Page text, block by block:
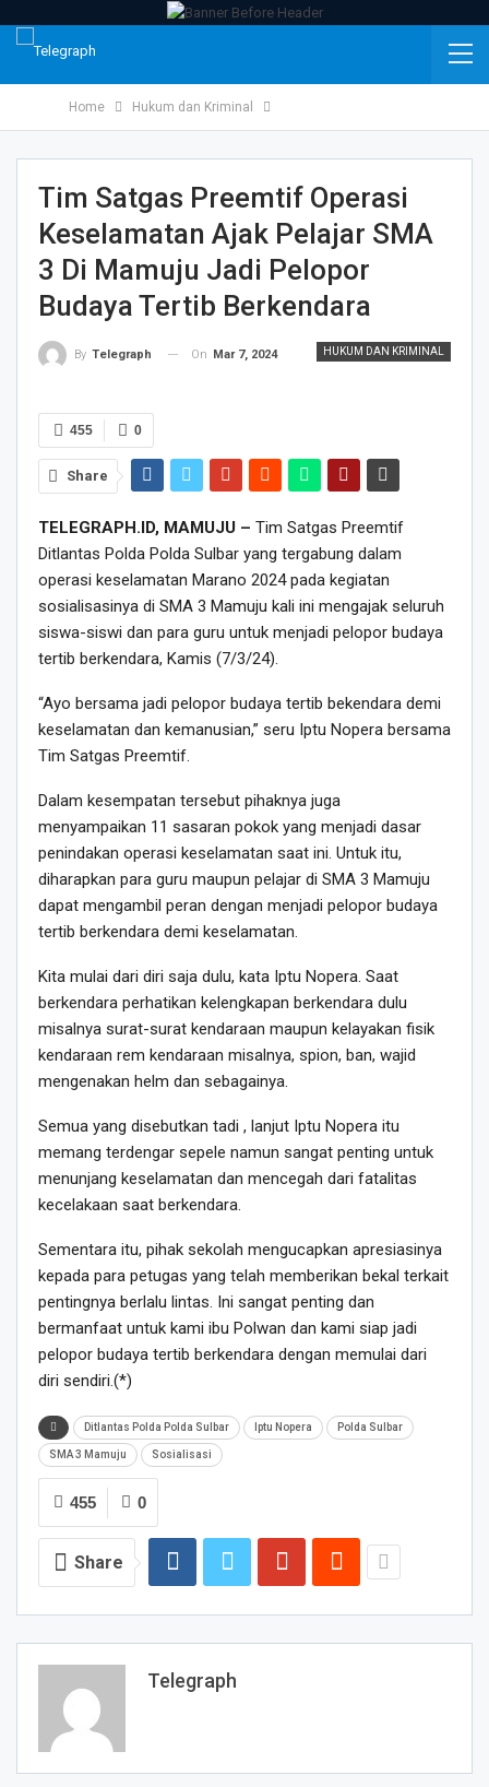
Home Hukum dan Kriminal
Tim Satgas Preemtif Operasi
Keselamatan Ajak Pelajar SMA
3 Di Mamuju Jadi Pelopor
Budaya Tertib Berkendara
HUKUM DAN KRIMINAL
By Telegraph On Mar 7, 2024
0
455
Share
TELEGRAPH.ID, MAMUJU – Tim Satgas Preemtif
Ditlantas Polda Polda Sulbar yang tergabung dalam
operasi keselamatan Marano 2024 pada kegiatan
sosialisasinya di SMA 3 Mamuju kali ini mengajak seluruh
siswa-siswi dan para guru untuk menjadi pelopor budaya
tertib berkendara, Kamis (7/3/24).
“Ayo bersama jadi pelopor budaya tertib bekendara demi
keselamatan dan kemanusian,” seru Iptu Nopera bersama
Tim Satgas Preemtif.
Dalam kesempatan tersebut pihaknya juga
menyampaikan 11 sasaran pokok yang menjadi dasar
penindakan operasi keselamatan saat ini. Untuk itu,
diharapkan para guru maupun pelajar di SMA 3 Mamuju
dapat mengambil peran dengan menjadi pelopor budaya
tertib berkendara demi keselamatan.
Kita mulai dari diri saja dulu, kata Iptu Nopera. Saat
berkendara perhatikan kelengkapan berkendara dulu
misalnya surat-surat kendaraan maupun kelayakan fisik
kendaraan rem kendaraan misalnya, spion, ban, wajid
mengenakan helm dan sebagainya.
Semua yang disebutkan tadi , lanjut Iptu Nopera itu
memang terdengar sepele namun sangat penting untuk
menunjang keselamatan dan mencegah dari fatalitas
kecelakaan saat berkendara.
Sementara itu, pihak sekolah mengucapkan apresiasinya
kepada para petugas yang telah memberikan bekal terkait
pentingnya berlalu lintas. Ini sangat penting dan
bermanfaat untuk kami ibu Polwan dan kami siap jadi
pelopor budaya tertib berkendara dengan memulai dari
diri sendiri.(*)
Ditlantas Polda Polda Sulbar Iptu Nopera Polda Sulbar
SMA 3 Mamuju Sosialisasi
0
455
Share
Telegraph